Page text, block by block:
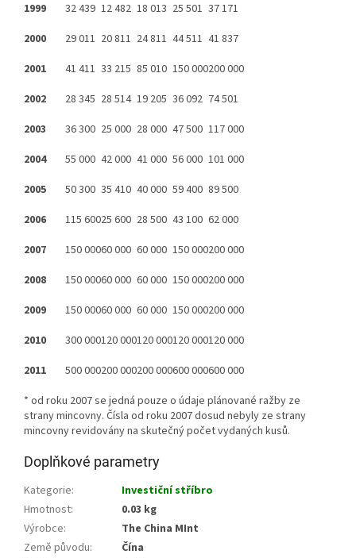
1999
32 439 12 482 18 013 25 501 37 171
2000
29 011 20 811 24 811 44 511 41 837
2001
41 411 33 215 85 010 150 000200 000
2002
28 345 28 514 19 205 36 092 74 501
2003
36 300 25 000 28 000 47 500 117 000
2004
55 000 42 000 41 000 56 000 101 000
2005
50 300 35 410 40 000 59 400 89 500
2006
115 60025 600 28 500 43 100 62 000
2007
150 00060 000 60 000 150 000200 000
2008
150 00060 000 60 000 150 000200 000
2009
150 00060 000 60 000 150 000200 000
2010
300 000120 000120 000120 000120 000
2011
500 000200 000200 000600 000600 000
* od roku 2007 se jedná pouze o údaje plánované ražby ze
strany mincovny. Čísla od roku 2007 dosud nebyly ze strany
mincovny revidovány na skutečný počet vydaných kusů.
Doplňkové parametry
Kategorie:
Investiční stříbro
Hmotnost:
0.03 kg
Výrobce:
The China MInt
Země původu:
Čína